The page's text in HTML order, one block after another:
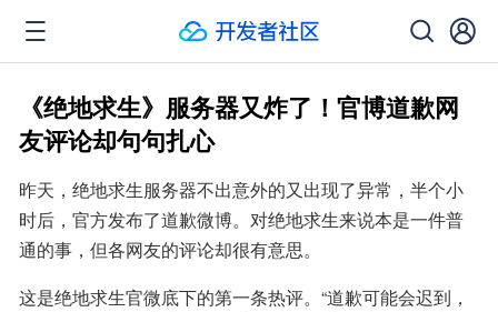
《绝地求生》服务器又炸了！官博道歉网
友评论却句句扎心
昨天，绝地求生服务器不出意外的又出现了异常，半个小
时后，官方发布了道歉微博。对绝地求生来说本是一件普
通的事，但各网友的评论却很有意思。
这是绝地求生官微底下的第一条热评。“道歉可能会迟到，